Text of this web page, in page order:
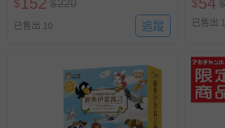
$ $220
已售出 10 追蹤
$ $
已售出